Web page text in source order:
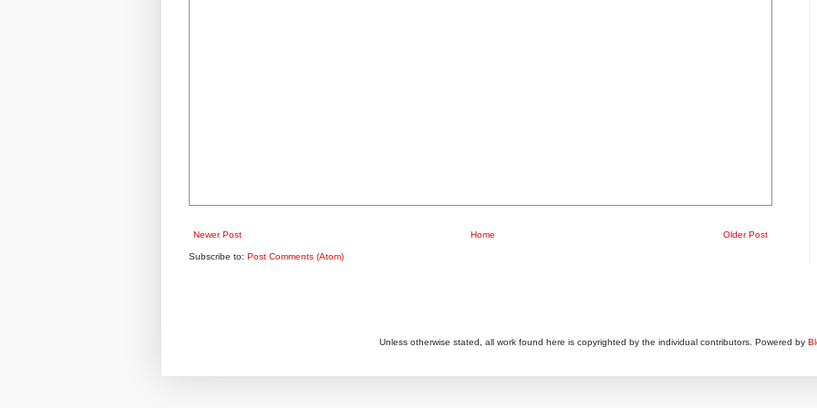
Newer Post Older Post
Home
Subscribe to: Post Comments (Atom)
Unless otherwise stated, all work found here is copyrighted by the individual contributors. Powered by